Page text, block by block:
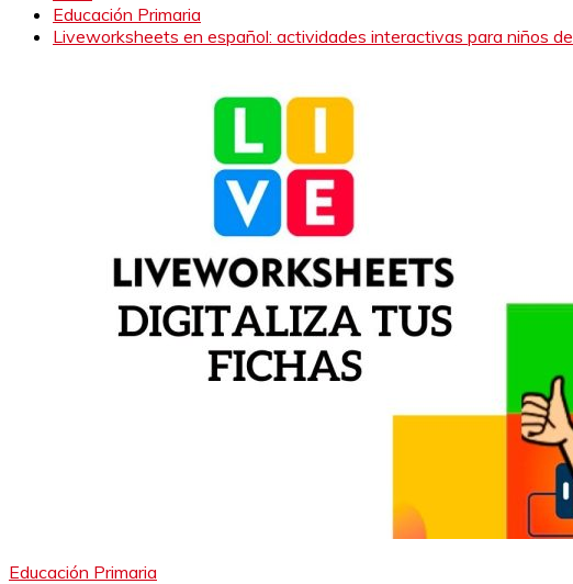
Educación Primaria
Liveworksheets en español: actividades interactivas para niños
Educación Primaria